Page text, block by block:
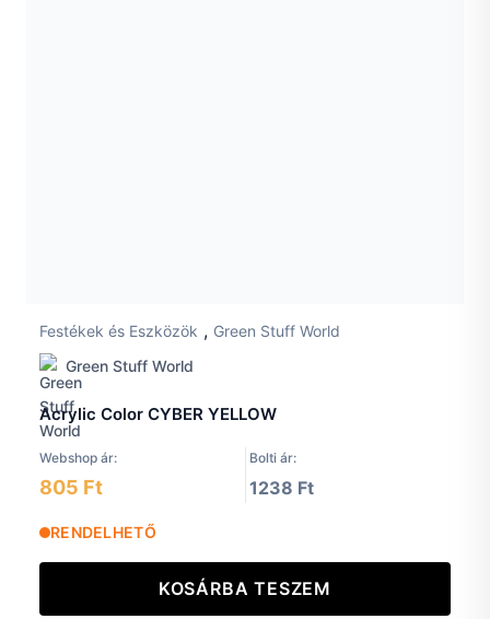
Festékek és Eszközök , Green Stuff World
Green Stuff World
Acrylic Color CYBER YELLOW
Webshop ár: Bolti ár:
805 Ft 1238 Ft
RENDELHETŐ
KOSÁRBA TESZEM